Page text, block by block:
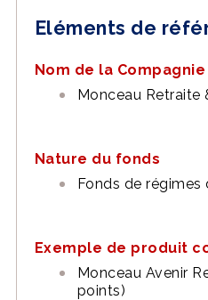
Eléments de
Nom de la Compagnie
Monceau Retraite
Nature du fonds
Fonds de régimes
Exemple de produit
Monceau Avenir
points)